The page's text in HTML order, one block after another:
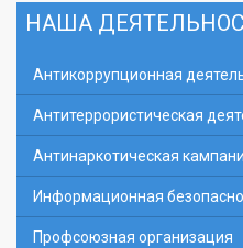
НАША
Антикоррупционная
Антитеррористическая
Антинаркотическая
Информационная
Профсоюзная организация